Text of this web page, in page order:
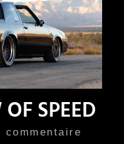
SPEED
commentaire